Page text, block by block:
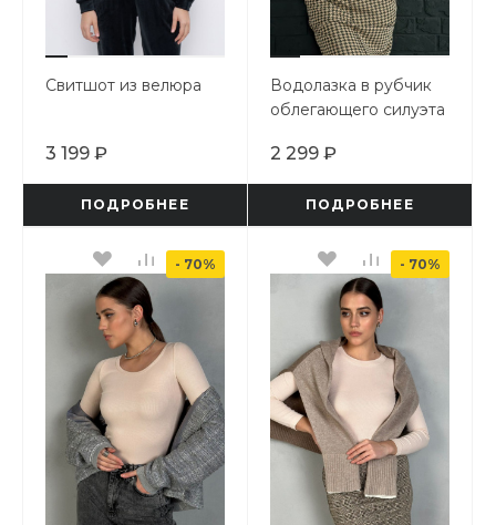
Свитшот из велюра
3 199 ₽
ПОДРОБНЕЕ
Водолазка в рубчик
облегающего силуэта
2 299 ₽
ПОДРОБНЕЕ
- 70% - 70%